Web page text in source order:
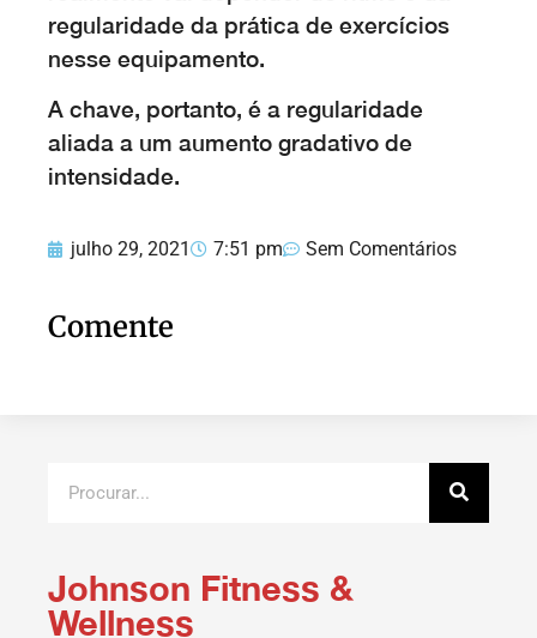
regularidade da prática de exercícios
nesse equipamento.
A chave, portanto, é a regularidade
aliada a um aumento gradativo de
intensidade.
julho 29, 2021 7:51 pm Sem Comentários
Comente
Johnson Fitness &
Wellness